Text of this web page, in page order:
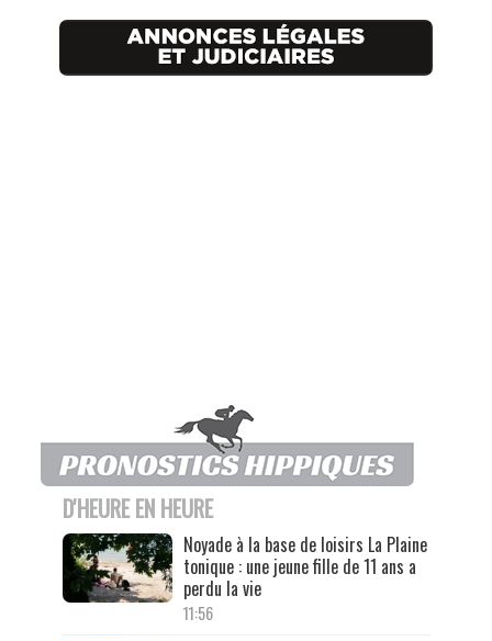
D'HEURE EN HEURE
Noyade à la base de loisirs La Plaine
tonique : une jeune fille de 11 ans a
perdu la vie
11:56